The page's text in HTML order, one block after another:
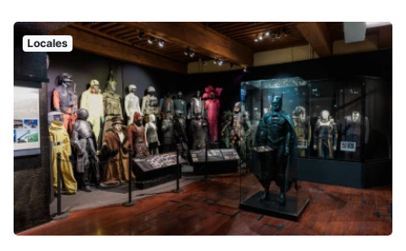
Locales